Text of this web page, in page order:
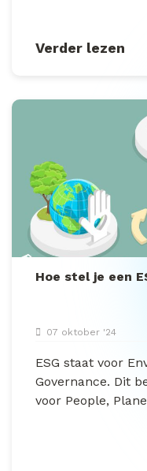
Verder lezen
Hoe stel je een
07 oktober '24
ESG staat voor
Governance. Dit
voor People,